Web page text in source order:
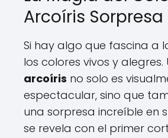
Arcoíris Sorpresa
Si hay algo que fascina a
los colores vivos y
arcoíris no solo es
espectacular, sino que
una sorpresa increíble en
se revela con el primer